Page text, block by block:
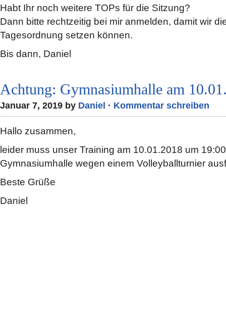
Habt Ihr noch weitere TOPs für die Sitzung?
Dann bitte rechtzeitig bei mir anmelden, damit wir
Tagesordnung setzen können.
Bis dann, Daniel
Achtung: Gymnasiumhalle am
Januar 7, 2019 by Daniel · Kommentar schreiben
Hallo zusammen,
leider muss unser Training am 10.01.2018 um
Gymnasiumhalle wegen einem Volleyballturnier
Beste Grüße
Daniel